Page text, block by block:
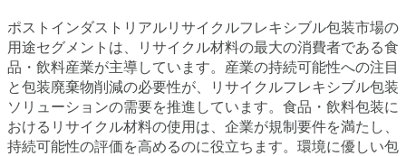
ポストインダストリアルリサイクルフレキシブル包装市場の
用途セグメントは、リサイクル材料の最大の消費者である食
品・飲料産業が主導しています。産業の持続可能性への注目
と包装廃棄物削減の必要性が、リサイクルフレキシブル包装
ソリューションの需要を推進しています。食品・飲料包装に
おけるリサイクル材料の使用は、企業が規制要件を満たし、
持続可能性の評価を高めるのに役立ちます。環境に優しい包